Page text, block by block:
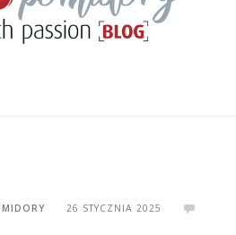
26 STYCZNIA 2025